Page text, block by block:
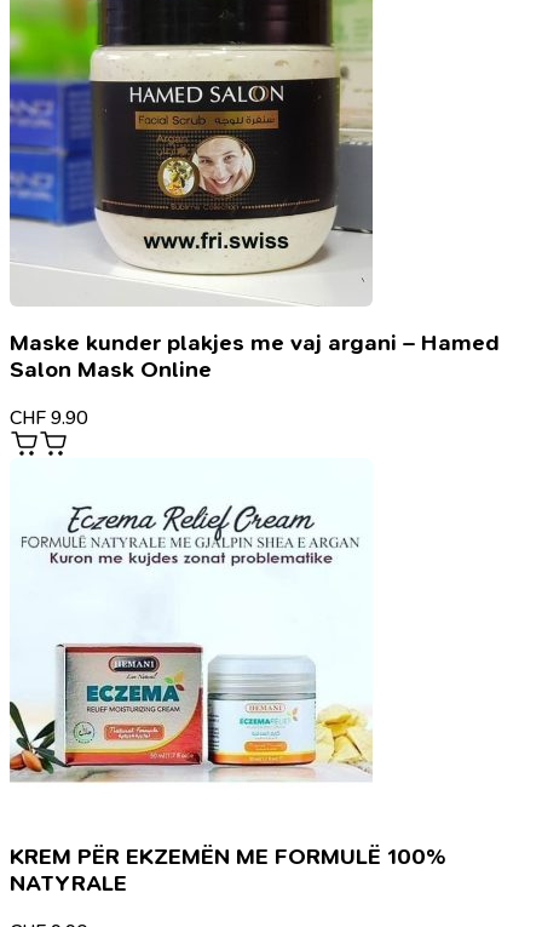
Maske kunder plakjes me vaj argani – Hamed
Salon Mask Online
CHF 9.90
KREM PËR EKZEMËN ME FORMULË 100%
NATYRALE